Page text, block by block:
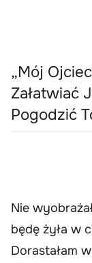
„Mój
Załatwiać
Pogodzić
Nie
będę żyła w
Dorastałam